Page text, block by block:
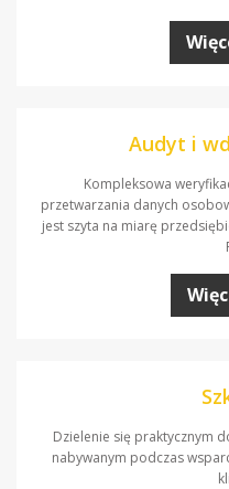
Audyt i
Kompleksowa
przetwarzania danych
jest szyta na miarę
Dzielenie się praktycznym
nabywanym podczas